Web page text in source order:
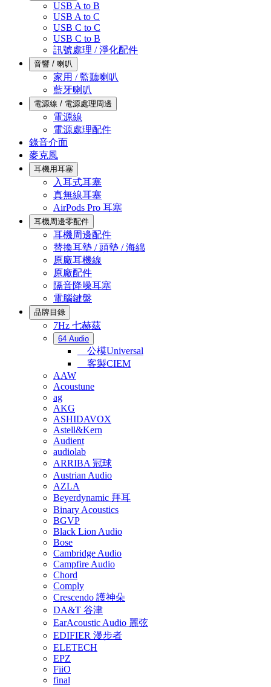
USB A to B
USB A to C
USB C to C
USB C to B
訊號處理 / 淨化配件
音響 / 喇叭
家用 / 監聽喇叭
藍牙喇叭
電源線 / 電源處理周邊
電源線
電源處理配件
錄音介面
麥克風
耳機用耳塞
入耳式耳塞
真無線耳塞
AirPods Pro 耳塞
耳機周邊零配件
耳機周邊配件
替換耳墊 / 頭墊 / 海綿
原廠耳機線
原廠配件
隔音降噪耳塞
電腦鍵盤
品牌目錄
7Hz 七赫茲
64 Audio
公模Universal
客製CIEM
AAW
Acoustune
ag
AKG
ASHIDAVOX
Astell&Kern
Audient
audiolab
ARRIBA 冠球
Austrian Audio
AZLA
Beyerdynamic 拜耳
Binary Acoustics
BGVP
Black Lion Audio
Bose
Cambridge Audio
Campfire Audio
Chord
Comply
Crescendo 護神朵
DA&T 谷津
EarAcoustic Audio 麗弦
EDIFIER 漫步者
ELETECH
EPZ
FiiO
final